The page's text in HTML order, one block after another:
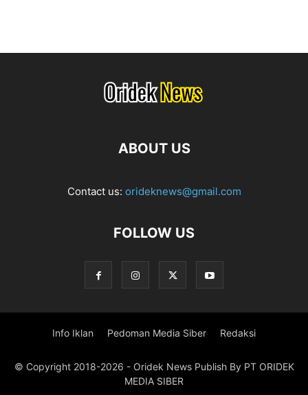
ABOUT US
Contact us: orideknews@gmail.com
FOLLOW US
Info Iklan Pedoman Media Siber Redaksi
© Copyright 2018-2026 - Oridek News Publish By PT ORIDEK
MEDIA SIBER